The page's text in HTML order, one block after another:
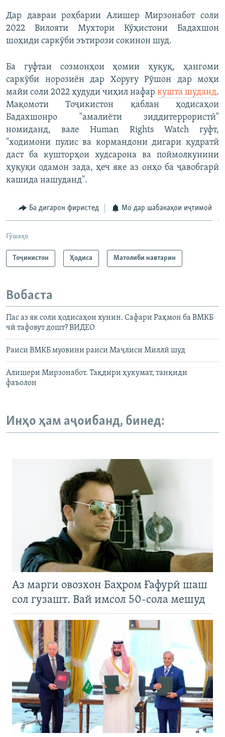
Дар давраи роҳбарии Алишер Мирзонабот соли
2022 Вилояти Мухтори Кӯҳистони Бадахшон
шоҳиди саркӯби эътирози сокинон шуд.
Ба гуфтаи созмонҳои ҳомии ҳуқуқ, ҳангоми
саркӯби норозиён дар Хоруғу Рӯшон дар моҳи
майи соли 2022 ҳудуди чиҳил нафар кушта шуданд.
Мақомоти Тоҷикистон қаблан ҳодисаҳои
Бадахшонро "амалиёти зиддитеррористӣ"
номиданд, вале Human Rights Watch гуфт,
"ходимони пулис ва кормандони дигари қудратӣ
даст ба кушторҳои худсарона ва поймолкунини
ҳуқуқи одамон зада, ҳеч яке аз онҳо ба ҷавобгарӣ
кашида нашуданд".
Ба дигарон фиристед Мо дар шабакаҳои иҷтимоӣ
Гӯшаҳо
Тоҷикистон Ҳодиса Матолиби навтарин
Вобаста
Пас аз як соли ҳодисаҳои хунин. Сафари Раҳмон ба ВМКБ
чӣ тафовут дошт? ВИДЕО
Раиси ВМКБ муовини раиси Маҷлиси Миллӣ шуд
Алишери Мирзонабот. Тақдири ҳукумат, танқиди
фаъолон
Инҳо ҳам аҷоибанд, бинед:
Аз марги овозхон Баҳром Ғафурӣ шаш
сол гузашт. Вай имсол 50-сола мешуд